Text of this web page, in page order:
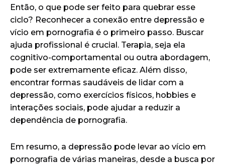
Então, o que pode ser feito para quebrar esse
ciclo? Reconhecer a conexão entre depressão e
vício em pornografia é o primeiro passo. Buscar
ajuda profissional é crucial. Terapia, seja ela
cognitivo-comportamental ou outra abordagem,
pode ser extremamente eficaz. Além disso,
encontrar formas saudáveis de lidar com a
depressão, como exercícios físicos, hobbies e
interações sociais, pode ajudar a reduzir a
dependência de pornografia.
Em resumo, a depressão pode levar ao vício em
pornografia de várias maneiras, desde a busca por